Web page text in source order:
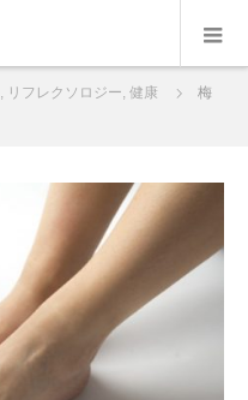
, リフレクソロジー, 健康
梅